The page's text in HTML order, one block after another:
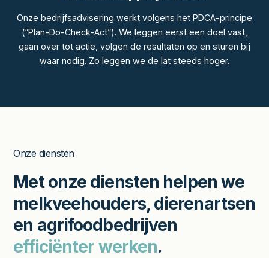
Onze bedrijfsadvisering werkt volgens het PDCA-principe
(“Plan-Do-Check-Act”). We leggen eerst een doel vast,
gaan over tot actie, volgen de resultaten op en sturen bij
waar nodig. Zo leggen we de lat steeds hoger.
Onze diensten
Metonze diensten helpen we
melkveehouders, dierenartsen
en agrifoodbedrijven
efficiënter werken.